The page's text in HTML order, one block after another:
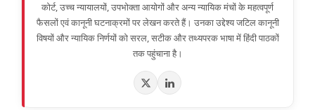
कोर्ट, उच्च न्यायालयों, उपभोक्ता आयोगों और अन्य न्यायिक मंचों के महत्वपूर्ण
फैसलों एवं कानूनी घटनाक्रमों पर लेखन करते हैं। उनका उद्देश्य जटिल कानूनी
विषयों और न्यायिक निर्णयों को सरल, सटीक और तथ्यपरक भाषा में हिंदी पाठकों
तक पहुंचाना है।